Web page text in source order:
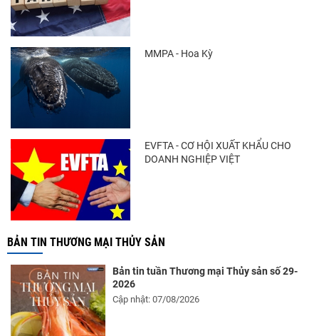
MMPA - Hoa Kỳ
EVFTA - CƠ HỘI XUẤT KHẨU CHO
DOANH NGHIỆP VIỆT
BẢN TIN THƯƠNG MẠI THỦY SẢN
Bản tin tuần Thương mại Thủy sản số 29-
2026
Cập nhật: 07/08/2026